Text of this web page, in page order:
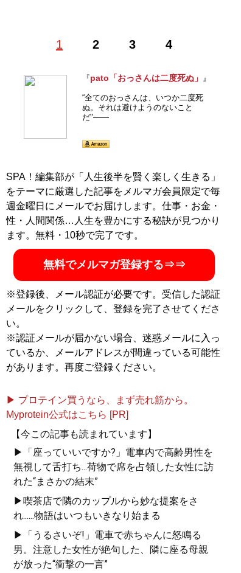
1 2 3 4
表した悪質業者や援助交際女子高生と対峙する「対決シ
表する記事のほとんどで伝説的バズを生み出す。本連載
と同名の処女作「
発売中。3月28日に、自身の文章術を綴った「文章で伝
えるときにいちばん大切なものは、感情である 読みた
@pato_numeri）
『
pato「おっさんは二度死
ぬ」
』
“全てのおっさんは、いつか
二度死ぬ。それは避けよう
記事一覧へ
『pato「おっさんは二度死ぬ」 』
“全てのおっさんは、いつか二度死
ぬ。それは避けようのないこと
だ"――
SPA！編集部が「人生後半を賢く楽しく生きる」
をテーマに厳選した記事をメルマガ会員限定で毎
週金曜日にメールでお届けします。仕事・お金・
性・人間関係…人生を豊かにする秘訣が見つかり
ます。無料・10秒で完了です。
無料でメルマガ登録する⇒⇒
※登録後、メール認証が必要です。受信した認証
メールをクリックして、登録を完了させてくださ
い。
※認証メールが届かない場合、迷惑メールに入っ
ているか、メールアドレスが間違っている可能性
があります。再度ご登録ください。
▶ プロテイン買うなら、まず売れ筋から。
Myprotein公式はこちら [PR]
【今この記事も読まれています】
▶「座っていいですか?」電車内で高齢男性を
無視して舌打ち...荷物で席を占領した女性に訪
れた“まさかの結末”
▶喫茶店で隣のカップルから妙な提案をさ
れ......物語はいつもいきなり始まる
▶「うるさいぞ!」電車で赤ちゃんに怒鳴る
男。注意した女性が絶句した、隣に座る母親
が放った“衝撃の一言”